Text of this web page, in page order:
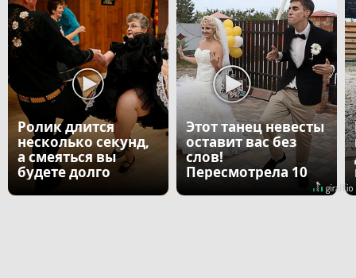
Ролик длится
несколько секунд,
а смеяться вы
будете долго
Этот танец невесты
оставит вас без
слов!
Пересмотрела 10